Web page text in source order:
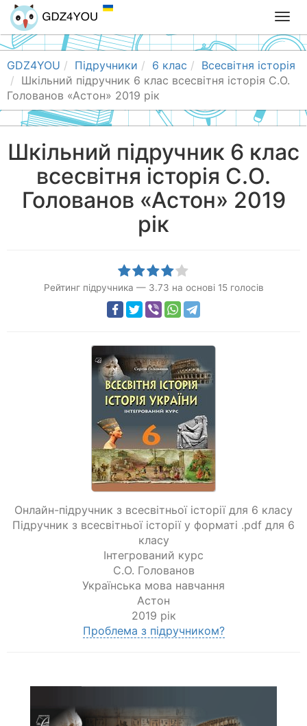
T
o
g
g
l
n
a
i
t
GDZ4YOU Підручники 6 клас
Всесвітня історія
Шкільний підручник 6 клас всесвітня історія С.О.
Голованов «Астон» 2019 рік
Шкільний підручник 6 клас
всесвітня історія С.О.
Голованов «Астон» 2019
рік
Рейтинг підручника — 3.73 на основі 15голосів
Онлайн-підручник з всесвітньої історії для 6 класу
Підручник з всесвітньої історії у форматі .pdf для 6
класу
Інтегрований курс
С.О. Голованов
Українська мова навчання
Астон
2019 рік
Проблема з підручником?